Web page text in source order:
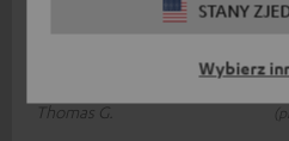
STANY
Wybierz
jak zawsze dobrze
wszystko zgodnie z oczekiwaniami
Thomas G.